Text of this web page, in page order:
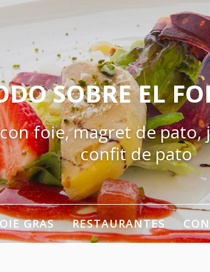
SOBRE EL
foie, magret de pato,
confit de pato
GRAS RESTAURANTES